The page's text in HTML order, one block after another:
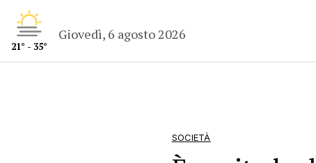
21° - 35°
Giovedì, 6 agosto 2026
SOCIETÀ